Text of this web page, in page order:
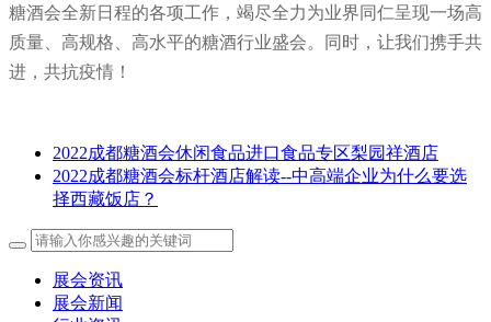
糖酒会全新日程的各项工作，竭尽全力为业界同仁呈现一场高
质量、高规格、高水平的糖酒行业盛会。同时，让我们携手共
进，共抗疫情！
2022成都糖酒会休闲食品进口食品专区梨园祥酒店
2022成都糖酒会标杆酒店解读--中高端企业为什么要选
择西藏饭店？
展会资讯
展会新闻